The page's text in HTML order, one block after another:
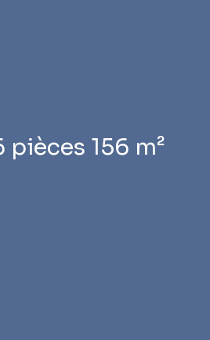
pièces 156 m²